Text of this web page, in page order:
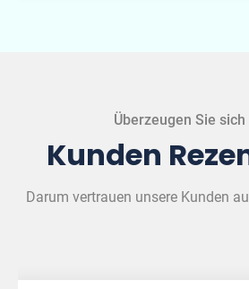
Überzeugen Sie
Kunden
Darum vertrauen unsere Kunden